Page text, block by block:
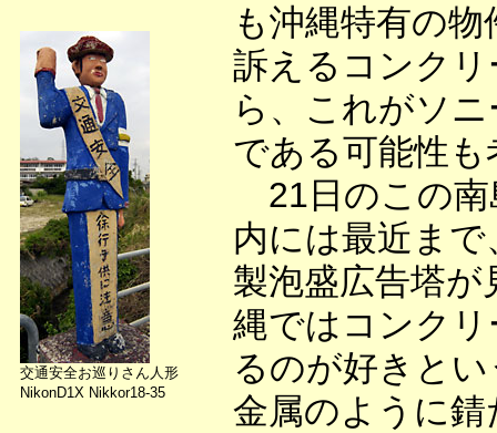
交通安全お巡りさん人形
NikonD1X Nikkor18-35
も沖縄特有の
訴えるコンク
ら、これがソ
である可能性
21日のこの南
内には最近ま
製泡盛広告塔
縄ではコンク
るのが好きと
金属のように